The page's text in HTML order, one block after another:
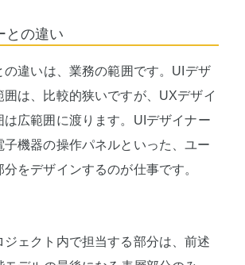
との違い
の違いは、業務の範囲です。UIデザ
囲は、比較的狭いですが、UXデザイ
は広範囲に渡ります。UIデザイナー
子機器の操作パネルといった、ユー
をデザインするのが仕事です。
ジェクト内で担当する部分は、前述